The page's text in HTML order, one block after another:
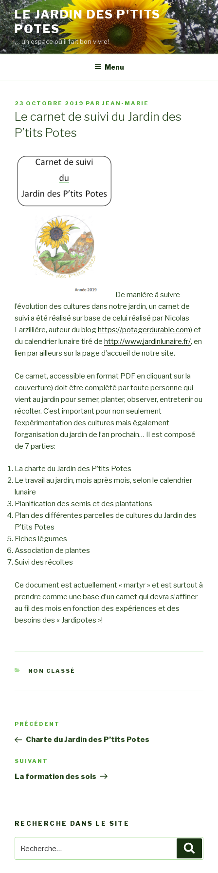
Aller
au
contenu
principal
LE JARDIN DES P'TITS
POTES
… un espace où il fait bon vivre!
Menu
PUBLIÉ
LE
23 OCTOBRE 2019 PAR JEAN-MARIE
Le carnet de suivi du Jardin des
P’tits Potes
De manière à suivre
l’évolution des cultures dans notre jardin, un carnet de
suivi a été réalisé sur base de celui réalisé par Nicolas
Larzillière, auteur du bloghttps://potagerdurable.com) et
du calendrier lunaire tiré de http://www.jardinlunaire.fr/, en
lien par ailleurs sur la page d’accueil de notre site.
Ce carnet, accessible en format PDF en cliquant sur la
couverture) doit être complété par toute personne qui
vient au jardin pour semer, planter, observer, entretenir ou
récolter. C’est important pour non seulement
l’expérimentation des cultures mais également
l’organisation du jardin de l’an prochain… Il est composé
de 7 parties:
La charte du Jardin des P’tits Potes
Le travail au jardin, mois après mois, selon le calendrier
lunaire
Planification des semis et des plantations
Plan des différentes parcelles de cultures du Jardin des
P’tits Potes
Fiches légumes
Association de plantes
Suivi des récoltes
Ce document est actuellement « martyr » et est surtout à
prendre comme une base d’un carnet qui devra s’affiner
au fil des mois en fonction des expériences et des
besoins des « Jardipotes »!
CATÉGORIES
NON CLASSÉ
Navigation
l’article
Article
précédent
PRÉCÉDENT
Charte du Jardin des P’tits Potes
Article
suivant
SUIVANT
La formation des sols
RECHERCHE DANS LE SITE